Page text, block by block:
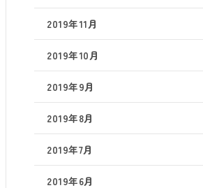
2019年11月
2019年10月
2019年9月
2019年8月
2019年7月
2019年6月